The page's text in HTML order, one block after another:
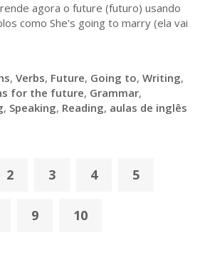
agora o future (futuro) usando
como She's going to marry (ela vai
, Verbs, Future, Going to, Writing,
for the future, Grammar,
, Speaking, Reading, aulas de inglês
2 3 4 5
9 10